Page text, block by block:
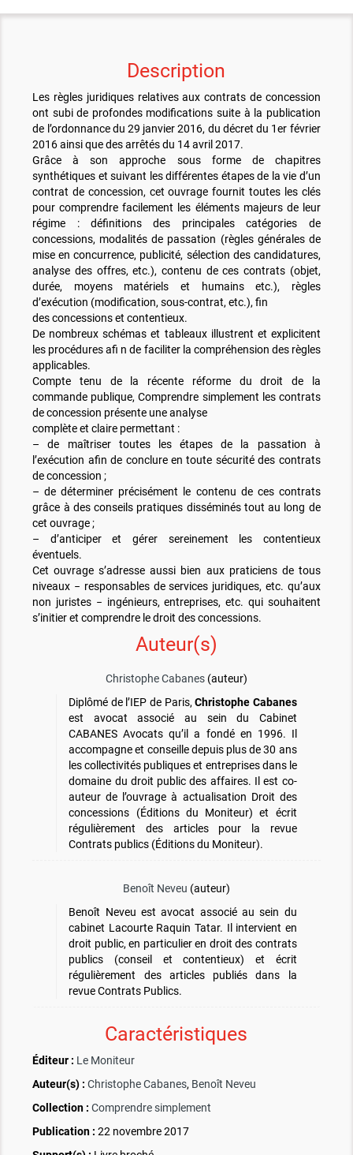
Description
Les règles juridiques relatives aux contrats de concession
ont subi de profondes modifications suite à la publication
de l’ordonnance du 29 janvier 2016, du décret du 1er février
2016 ainsi que des arrêtés du 14 avril 2017.
Grâce à son approche sous forme de chapitres
synthétiques et suivant les différentes étapes de la vie d’un
contrat de concession, cet ouvrage fournit toutes les clés
pour comprendre facilement les éléments majeurs de leur
régime : définitions des principales catégories de
concessions, modalités de passation (règles générales de
mise en concurrence, publicité, sélection des candidatures,
analyse des offres, etc.), contenu de ces contrats (objet,
durée, moyens matériels et humains etc.), règles
d’exécution (modification, sous-contrat, etc.), fin
des concessions et contentieux.
De nombreux schémas et tableaux illustrent et explicitent
les procédures afi n de faciliter la compréhension des règles
applicables.
Compte tenu de la récente réforme du droit de la
commande publique, Comprendre simplement les contrats
de concession présente une analyse
complète et claire permettant :
– de maîtriser toutes les étapes de la passation à
l’exécution afin de conclure en toute sécurité des contrats
de concession ;
– de déterminer précisément le contenu de ces contrats
grâce à des conseils pratiques disséminés tout au long de
cet ouvrage ;
– d’anticiper et gérer sereinement les contentieux
éventuels.
Cet ouvrage s’adresse aussi bien aux praticiens de tous
niveaux − responsables de services juridiques, etc. qu’aux
non juristes − ingénieurs, entreprises, etc. qui souhaitent
s’initier et comprendre le droit des concessions.
Auteur(s)
Christophe Cabanes(auteur)
Diplômé de l’IEP de Paris,Christophe Cabanes
est avocat associé au sein du Cabinet
CABANES Avocats qu’il a fondé en 1996. Il
accompagne et conseille depuis plus de 30 ans
les collectivités publiques et entreprises dans le
domaine du droit public des affaires. Il est co-
auteur de l’ouvrage à actualisation Droit des
concessions (Éditions du Moniteur) et écrit
régulièrement des articles pour la revue
Contrats publics (Éditions du Moniteur).
Benoît Neveu (auteur)
Benoît Neveu est avocat associé au sein du
cabinet Lacourte Raquin Tatar. Il intervient en
droit public, en particulier en droit des contrats
publics (conseil et contentieux) et écrit
régulièrement des articles publiés dans la
revue Contrats Publics.
Caractéristiques
Éditeur : Le Moniteur
Auteur(s) : Christophe Cabanes, Benoît Neveu
Collection : Comprendre simplement
Publication : 22 novembre 2017